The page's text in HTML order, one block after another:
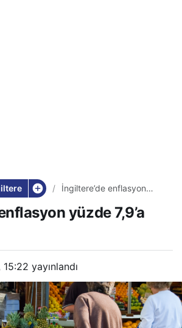
İngiltere’de enflasyon
yüzde 7,9’a
15:22 yayınlandı